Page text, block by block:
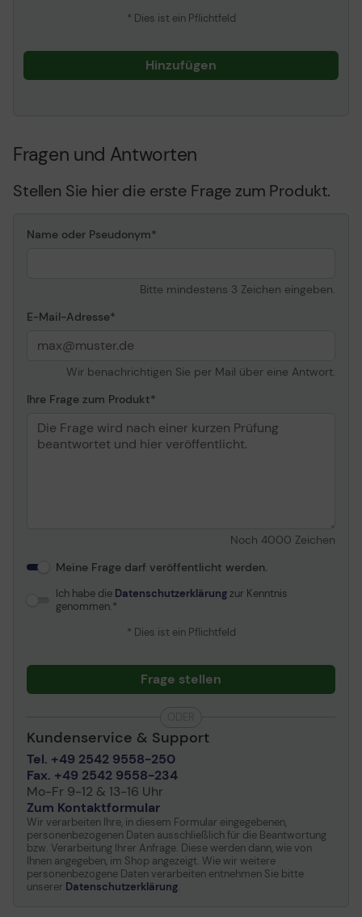
* Dies ist ein Pflichtfeld
Hinzufügen
Fragen und Antworten
Stellen Sie hier die erste Frage zum Produkt.
Name oder Pseudonym
Bitte mindestens 3 Zeichen eingeben.
E-Mail-Adresse
Wir benachrichtigen Sie per Mail über eine Antwort.
Ihre Frage zum Produkt
Noch 4000 Zeichen
Meine Frage darf veröffentlicht werden.
Ich habe die Datenschutzerklärungzur Kenntnis
genommen.
* Dies ist ein Pflichtfeld
Frage stellen
Kundenservice & Support
Tel. +49 2542 9558-250
Fax. +49 2542 9558-234
Mo-Fr 9-12 & 13-16 Uhr
Zum Kontaktformular
Wir verarbeiten Ihre, in diesem Formular eingegebenen,
personenbezogenen Daten ausschließlich für die Beantwortung
bzw. Verarbeitung Ihrer Anfrage. Diese werden dann, wie von
Ihnen angegeben, im Shop angezeigt. Wie wir weitere
personenbezogene Daten verarbeiten entnehmen Sie bitte
unserer Datenschutzerklärung.